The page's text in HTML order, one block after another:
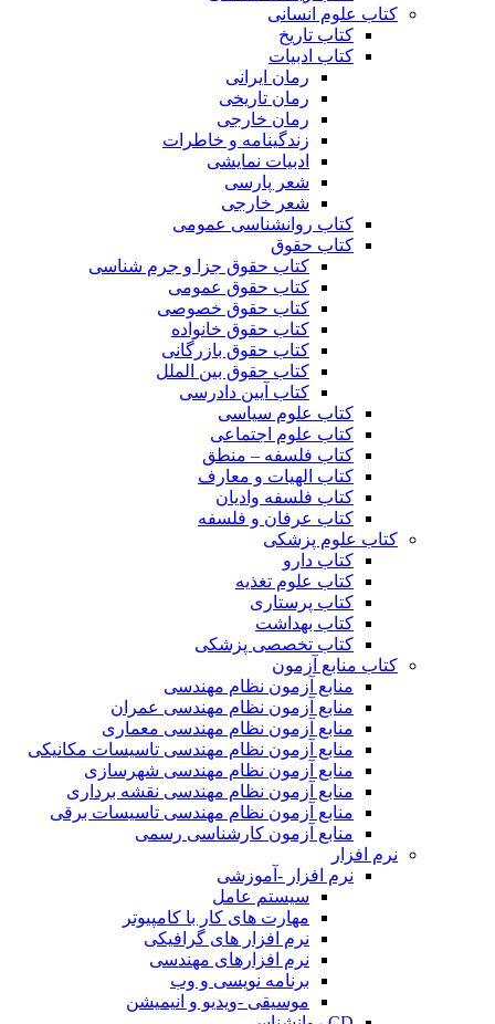
کتاب علوم انسانی
کتاب تاریخ
کتاب ادبیات
رمان ایرانی
رمان تاریخی
رمان خارجی
زندگینامه و خاطرات
ادبیات نمایشی
شعر پارسی
شعر خارجی
کتاب روانشناسی عمومی
کتاب حقوق
کتاب حقوق جزا و جرم شناسی
کتاب حقوق عمومی
کتاب حقوق خصوصی
کتاب حقوق خانواده
کتاب حقوق بازرگانی
کتاب حقوق بین الملل
کتاب آیین دادرسی
کتاب علوم سیاسی
کتاب علوم اجتماعی
کتاب فلسفه – منطق
کتاب الهیات و معارف
کتاب فلسفه وادیان
کتاب عرفان و فلسفه
کتاب علوم پزشکی
کتاب دارو
کتاب علوم تغذیه
کتاب پرستاری
کتاب بهداشت
کتاب تخصصی پزشکی
کتاب منابع آزمون
منابع آزمون نظام مهندسی
منابع آزمون نظام مهندسی عمران
منابع آزمون نظام مهندسی معماری
منابع آزمون نظام مهندسی تاسیسات مکانیکی
منابع آزمون نظام مهندسی شهرسازی
منابع آزمون نظام مهندسی نقشه برداری
منابع آزمون نظام مهندسی تاسیسات برقی
منابع آزمون کارشناسی رسمی
نرم افزار
نرم افزار -آموزشی
سیستم عامل
مهارت های کار با کامپیوتر
نرم افزار های گرافیکی
نرم افزارهای مهندسی
برنامه نویسی و وب
موسیقی -ویدیو و انیمیشن